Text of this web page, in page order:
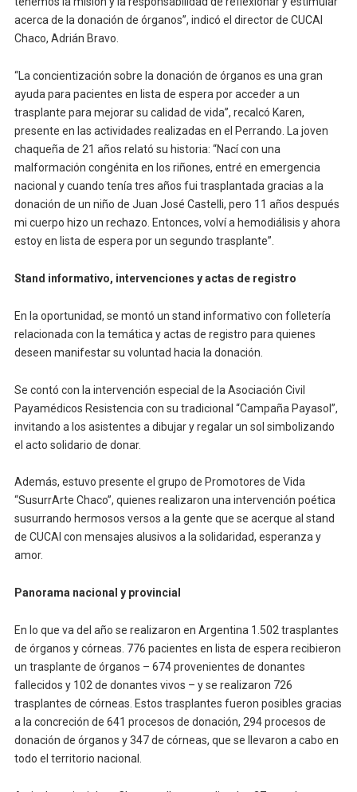
acerca de la donación de órganos”, indicó el director de CUCAI
Chaco, Adrián Bravo.
“La concientización sobre la donación de órganos es una gran
ayuda para pacientes en lista de espera por acceder a un
trasplante para mejorar su calidad de vida”, recalcó Karen,
presente en las actividades realizadas en el Perrando. La joven
chaqueña de 21 años relató su historia: “Nací con una
malformación congénita en los riñones, entré en emergencia
nacional y cuando tenía tres años fui trasplantada gracias a la
donación de un niño de Juan José Castelli, pero 11 años después
mi cuerpo hizo un rechazo. Entonces, volví a hemodiálisis y ahora
estoy en lista de espera por un segundo trasplante”.
Stand informativo, intervenciones y actas de registro
En la oportunidad, se montó un stand informativo con folletería
relacionada con la temática y actas de registro para quienes
deseen manifestar su voluntad hacia la donación.
Se contó con la intervención especial de la Asociación Civil
Payamédicos Resistencia con su tradicional “Campaña Payasol”,
invitando a los asistentes a dibujar y regalar un sol simbolizando
el acto solidario de donar.
Además, estuvo presente el grupo de Promotores de Vida
“SusurrArte Chaco”, quienes realizaron una intervención poética
susurrando hermosos versos a la gente que se acerque al stand
de CUCAI con mensajes alusivos a la solidaridad, esperanza y
amor.
Panorama nacional y provincial
En lo que va del año se realizaron en Argentina 1.502 trasplantes
de órganos y córneas. 776 pacientes en lista de espera recibieron
un trasplante de órganos – 674 provenientes de donantes
fallecidos y 102 de donantes vivos – y se realizaron 726
trasplantes de córneas. Estos trasplantes fueron posibles gracias
a la concreción de 641 procesos de donación, 294 procesos de
donación de órganos y 347 de córneas, que se llevaron a cabo en
todo el territorio nacional.